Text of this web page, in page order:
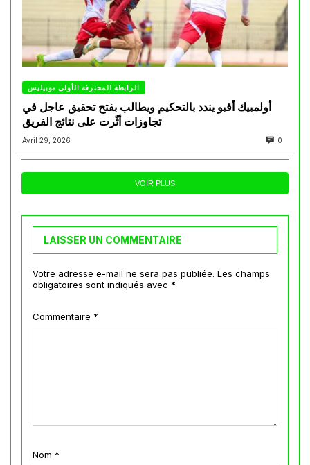
الرابطة المحترفة الأولى موبيليس
أولمبيك أقبو يندد بالتحكيم ويطالب بفتح تحقيق عاجل في
تجاوزات أثّرت على نتائج الفريق
Avril 29, 2026 0
VOIR PLUS
LAISSER UN COMMENTAIRE
Votre adresse e-mail ne sera pas publiée. Les champs
obligatoires sont indiqués avec *
Commentaire *
Nom *